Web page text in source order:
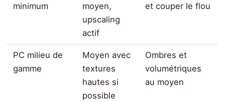
minimum
moyen,
upscaling
actif
et couper le flou
PC milieu de
gamme
Moyen avec
textures
hautes si
possible
Ombres et
volumétriques
au moyen